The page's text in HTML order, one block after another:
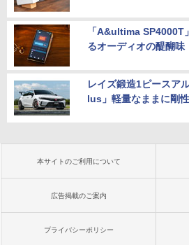
「A&ultima SP4000T
るオーディオの醍醐味
レイズ鍛造1ピースア
lus」軽量なままに剛
本サイトのご利用について
広告掲載のご案内
プライバシーポリシー